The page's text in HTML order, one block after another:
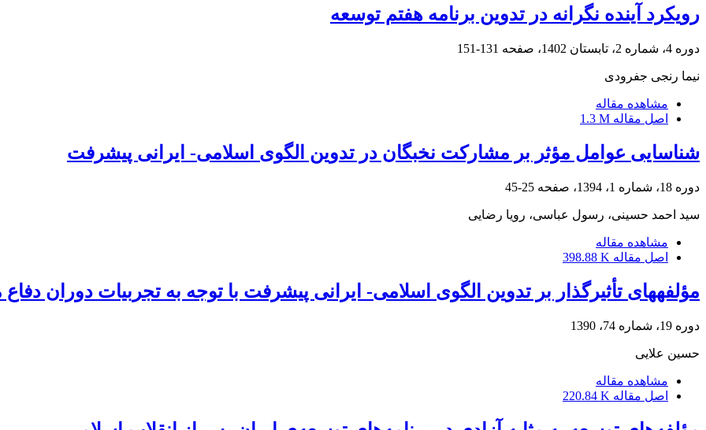
رویکرد آینده نگرانه در تدوین برنامه هفتم توسعه
دوره 4، شماره 2، تابستان 1402، صفحه 131-151
نیما رنجی جفرودی
مشاهده مقاله
اصل مقاله 1.3 M
شناسایی عوامل مؤثر بر مشارکت نخبگان در تدوین الگوی اسلامی- ایرانی پیشرفت
دوره 18، شماره 1، 1394، صفحه 25-45
سید احمد حسینی، رسول عباسی، رویا رضایی
مشاهده مقاله
اصل مقاله 398.88 K
مؤلفه‏های تأثیرگذار بر تدوین الگوی اسلامی- ایرانی پیشرفت با توجه به تجربیات دوران
دوره 19، شماره 74، 1390
حسین علایی
مشاهده مقاله
اصل مقاله 220.84 K